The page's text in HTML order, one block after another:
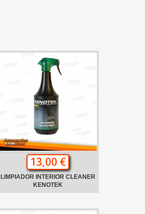
13,00 €
LIMPIADOR INTERIOR CLEANER
KENOTEK